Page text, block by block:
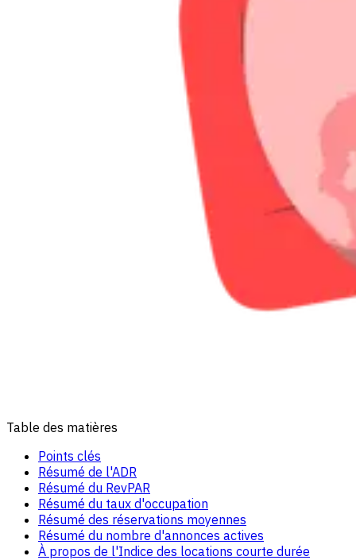
Table des matières
Points clés
Résumé de l'ADR
Résumé du RevPAR
Résumé du taux d'occupation
Résumé des réservations moyennes
Résumé du nombre d'annonces actives
À propos de l'Indice des locations courte durée